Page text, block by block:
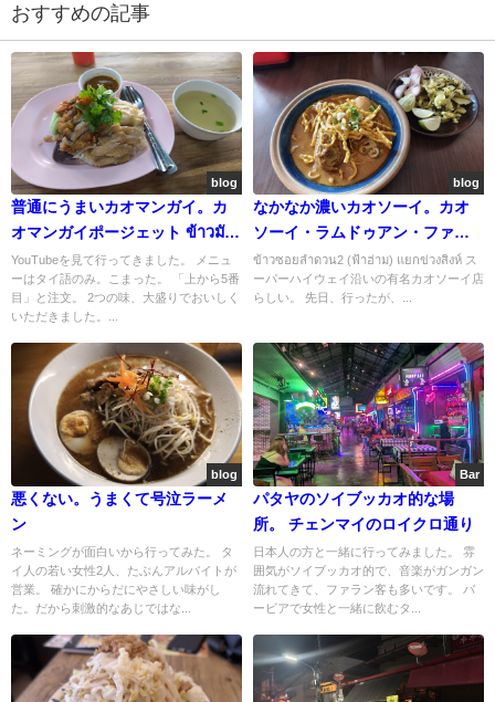
おすすめの記事
blog
普通にうまいカオマンガイ。カ
オマンガイポージェット ข้าวมัน
ไก่ ป.7
YouTubeを見て行ってきました。 メニュ
ーはタイ語のみ。こまった。 「上から5番
目」と注文。 2つの味、大盛りでおいしく
いただきました。...
blog
なかなか濃いカオソーイ。カオ
ソーイ・ラムドゥアン・ファー
ハーム
ข้าวซอยลำดวน2 (ฟ้าฮ่าม) แยกข่วงสิงห์ ス
ーパーハイウェイ沿いの有名カオソーイ店
らしい。 先日、行ったが、...
blog
悪くない。うまくて号泣ラーメ
ン
ネーミングが面白いから行ってみた。 タ
イ人の若い女性2人、たぶんアルバイトが
営業。 確かにからだにやさしい味がし
た。だから刺激的なあじではな...
Bar
パタヤのソイブッカオ的な場
所。 チェンマイのロイクロ通り
日本人の方と一緒に行ってみました。 雰
囲気がソイブッカオ的で、音楽がガンガン
流れてきて、ファラン客も多いです。 バ
ービアで女性と一緒に飲むタ...